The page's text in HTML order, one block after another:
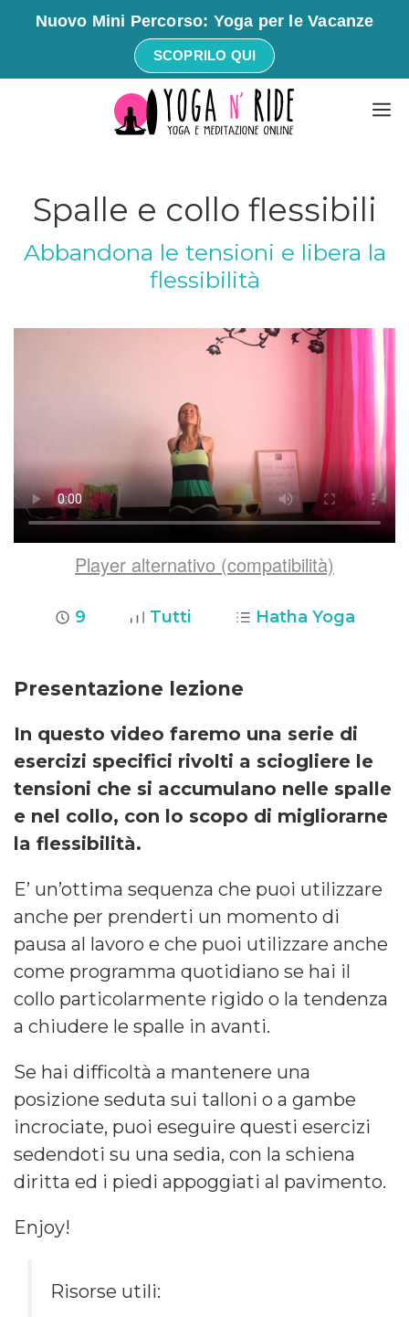
Nuovo Mini Percorso: Yoga per le Vacanze
SCOPRILO QUI
Spalle e collo flessibili
Abbandona le tensioni e libera la
flessibilità
Player alternativo (compatibilità)
9 Tutti Hatha Yoga
Presentazione lezione
In questo video faremo una serie di
esercizi specifici rivolti a sciogliere le
tensioni che si accumulano nelle spalle
e nel collo, con lo scopo di migliorarne
la flessibilità.
E’ un’ottima sequenza che puoi utilizzare
anche per prenderti un momento di
pausa al lavoro e che puoi utilizzare anche
come programma quotidiano se hai il
collo particolarmente rigido o la tendenza
a chiudere le spalle in avanti.
Se hai difficoltà a mantenere una
posizione seduta sui talloni o a gambe
incrociate, puoi eseguire questi esercizi
sedendoti su una sedia, con la schiena
diritta ed i piedi appoggiati al pavimento.
Enjoy!
Risorse utili: